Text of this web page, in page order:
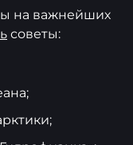
на важнейших
советы: